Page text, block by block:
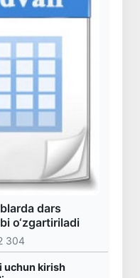
dars
o‘zgartiriladi
304
uchun kirish